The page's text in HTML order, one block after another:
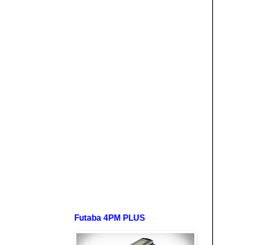
Futaba 4PM PLUS